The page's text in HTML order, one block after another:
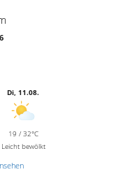
Di, 11.08.
19 / 32°C
Leicht bewölkt